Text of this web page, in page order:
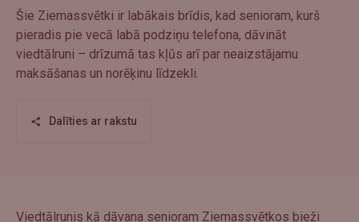
Šie Ziemassvētki ir labākais brīdis, kad senioram, kurš
pieradis pie vecā labā podziņu telefona, dāvināt
viedtālruni – drīzumā tas kļūs arī par neaizstājamu
maksāšanas un norēķinu līdzekli.
Dalīties ar rakstu
Viedtālrunis kā dāvana senioram Ziemassvētkos bieži